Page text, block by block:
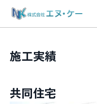
施工実績
共同住宅